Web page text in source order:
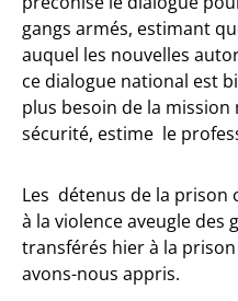
gangs armés, estimant
auquel les nouvelles
ce dialogue national est
plus besoin de la mission
sécurité, estime le
Les détenus de la prison
à la violence aveugle des
transférés hier à la
avons-nous appris.